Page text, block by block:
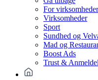
For virksomheder
Virksomheder
Sport
Sundhed og
Mad og
Boost Ads
Trust &